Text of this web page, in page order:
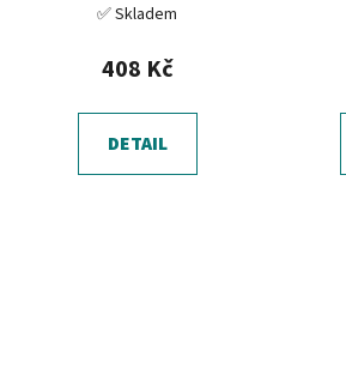
✅ Skladem
408 Kč
DETAIL